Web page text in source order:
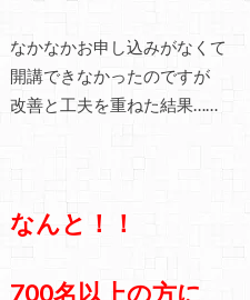
なかなかお申し込みがなくて
開講できなかったのですが
改善と工夫を重ねた結果……
なんと！！
700名以上の方に